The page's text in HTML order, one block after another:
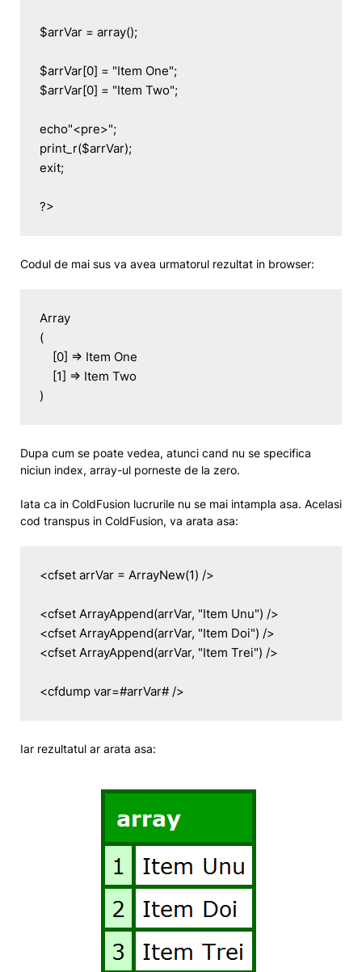
$arrVar = array();
$arrVar[0] = "Item One";
$arrVar[0] = "Item Two";
echo"<pre>";
print_r($arrVar);
exit;
?>
Codul de mai sus va avea urmatorul rezultat in browser:
Array
(
    [0] => Item One
    [1] => Item Two
)
Dupa cum se poate vedea, atunci cand nu se specifica
niciun index, array-ul porneste de la zero.
Iata ca in ColdFusion lucrurile nu se mai intampla asa. Acelasi
cod transpus in ColdFusion, va arata asa:
<cfset arrVar = ArrayNew(1) />
<cfset ArrayAppend(arrVar, "Item Unu") />
<cfset ArrayAppend(arrVar, "Item Doi") />
<cfset ArrayAppend(arrVar, "Item Trei") />
<cfdump var=#arrVar# />
Iar rezultatul ar arata asa: